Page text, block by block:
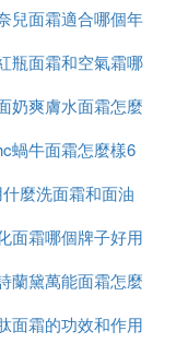
沒洗干凈而加強
痘，這時要去看
，或去角質或深層
膚表面，傷害皮
泡，因為發泡後
沫狀比未發泡的
兩頰輕輕帶過就
兒面霜適合哪個年
齡段
瓶面霜和空氣霜哪
個好
奶爽膚水面霜怎麼
用法
蝸牛面霜怎麼樣6
什麼洗面霜和面油
面霜哪個牌子好用
蘭黛萬能面霜怎麼
是白色的
面霜的功效和作用